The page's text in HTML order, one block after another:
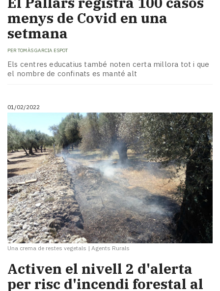
menys de Covid en una
setmana
PER TOMÀS GARCIA ESPOT
Els centres educatius també noten certa millora tot i que
el nombre de confinats es manté alt
01/02/2022
Una crema de restes vegetals | Agents Rurals
Activen el nivell 2 d'alerta
per risc d'incendi forestal al